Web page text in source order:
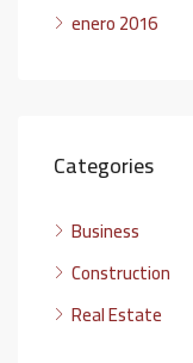
enero 2016
Categories
Business
Construction
Real Estate